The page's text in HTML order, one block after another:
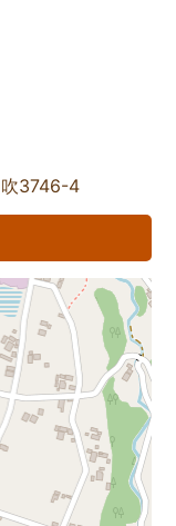
3746-4